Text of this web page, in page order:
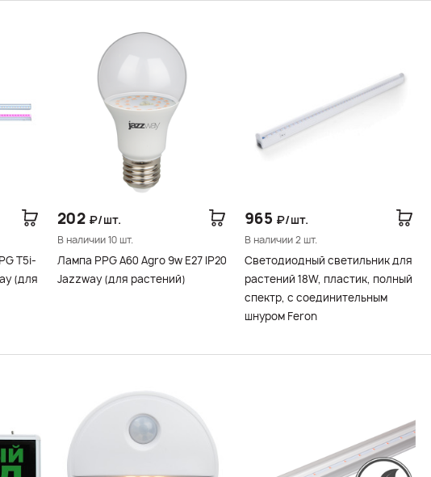
T5i-
202 ₽/шт.
В наличии 10 шт.
Лампа PPG A60 Agro 9w E27 IP20
Jazzway (для растений)
965 ₽/шт.
В наличии 2 шт.
Светодиодный светильник для
растений 18W, пластик, полный
спектр, с соединительным
шнуром Feron